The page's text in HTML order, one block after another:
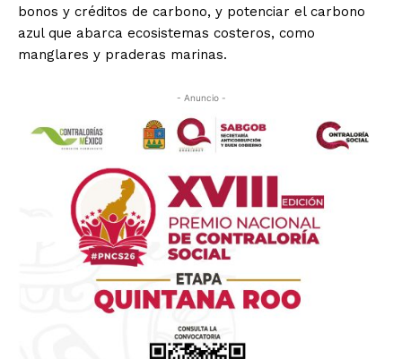
bonos y créditos de carbono, y potenciar el carbono
azul que abarca ecosistemas costeros, como
manglares y praderas marinas.
- Anuncio -